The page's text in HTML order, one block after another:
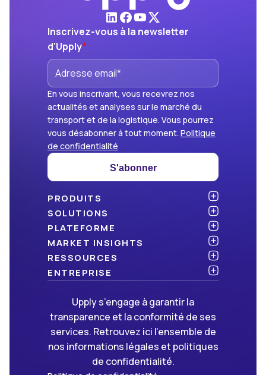
Inscrivez-vous à la newsletter
d'Upply*
En vous inscrivant, vous recevrez nos
actualités et analyses sur le marché du
transport et de la logistique. Vous pourrez
vous désabonner à tout moment. Politique
de confidentialité
S'abonner
PRODUITS
Atlas
NOUVEAU
Benchmark
Dashboard
Data Hub
NOUVEAU
Freight Management
Market Insights
SOLUTIONS
Chargeurs
Cabinets de conseil
Transporteurs et commissionnaires
PLATEFORME
API & intégration
Sécurité
Open data
MARKET INSIGHTS
Articles
Livres blancs
RESSOURCES
Blog
Événements & webinaires
Méthodologies
FAQ
ENTREPRISE
Nous rejoindre
ON RECRUTE !
Partenaires
Presse
Nous contacter
Upply s’engage à garantir la
transparence et la conformité de ses
services. Retrouvez ici l’ensemble de
nos informations légales et politiques
de confidentialité.